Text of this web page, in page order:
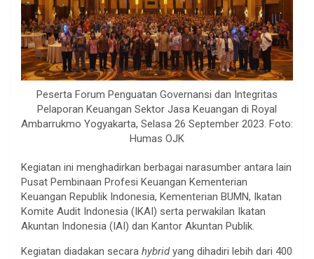
Peserta Forum Penguatan Governansi dan Integritas
Pelaporan Keuangan Sektor Jasa Keuangan di Royal
Ambarrukmo Yogyakarta, Selasa 26 September 2023. Foto:
Humas OJK
Kegiatan ini menghadirkan berbagai narasumber antara lain
Pusat Pembinaan Profesi Keuangan Kementerian
Keuangan Republik Indonesia, Kementerian BUMN, Ikatan
Komite Audit Indonesia (IKAI) serta perwakilan Ikatan
Akuntan Indonesia (IAI) dan Kantor Akuntan Publik.
Kegiatan diadakan secara hybridyang dihadiri lebih dari 400